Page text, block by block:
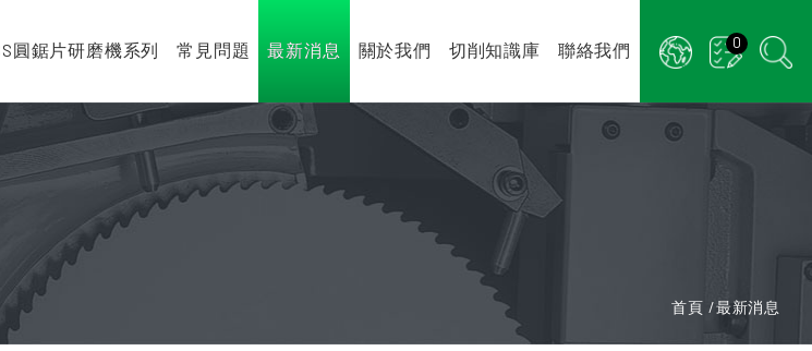
0
圓鋸片研磨機系列 常見問題 最新消息 關於我們 切削知識庫 聯絡我們
首頁 最新消息